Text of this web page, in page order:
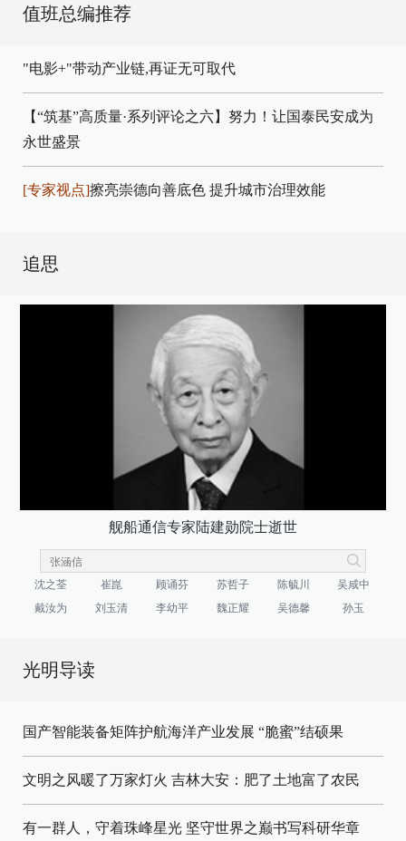
值班总编推荐
"电影+"带动产业链,再证无可取代
【“筑基”高质量·系列评论之六】努力！让国泰民安成为
永世盛景
[专家视点]擦亮崇德向善底色 提升城市治理效能
追思
舰船通信专家陆建勋院士逝世
沈之荃 崔崑 顾诵芬 苏哲子 陈毓川
吴咸中
戴汝为
刘玉清 李幼平 魏正耀 吴德馨 孙玉
光明导读
国产智能装备矩阵护航海洋产业发展 “脆蜜”结硕果
文明之风暖了万家灯火 吉林大安：肥了土地富了农民
有一群人，守着珠峰星光 坚守世界之巅书写科研华章